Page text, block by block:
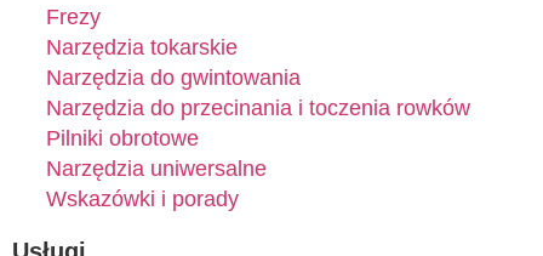
Frezy
Narzędzia tokarskie
Narzędzia do gwintowania
Narzędzia do przecinania i toczenia rowków
Pilniki obrotowe
Narzędzia uniwersalne
Wskazówki i porady